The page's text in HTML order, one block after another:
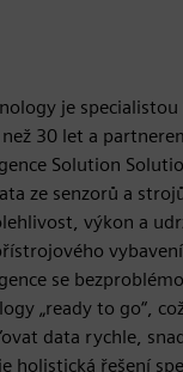
je
30 let a
Solution
ze senzorů a
výkon a
se
„ready to go“,
data rychle,
holistická řešení